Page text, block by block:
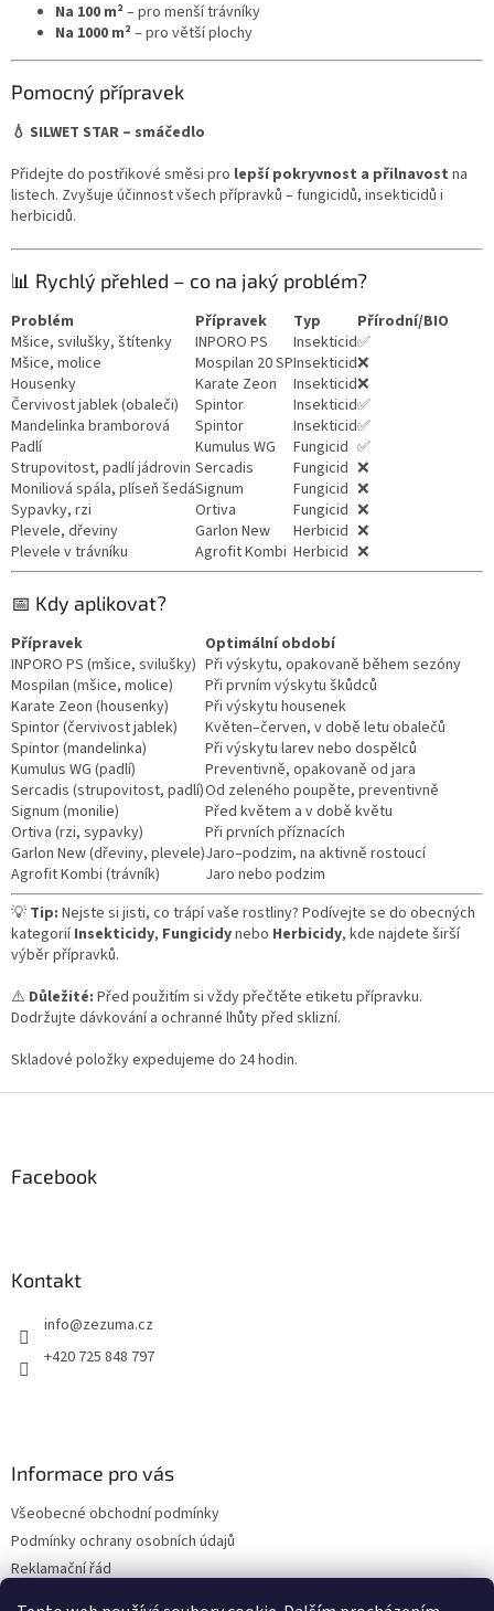
Na 100 m²– pro menší trávníky
Na 1000 m²– pro větší plochy
Pomocný přípravek
💧 SILWET STAR – smáčedlo
Přidejte do postřikové směsi pro lepší pokryvnost a přilnavost na
listech. Zvyšuje účinnost všech přípravků – fungicidů, insekticidů i
herbicidů.
📊 Rychlý přehled – co na jaký problém?
Problém Přípravek Typ
Přírodní/BIO
Mšice, svilušky, štítenky
INPORO PS Insekticid✅
Mšice, molice
Mospilan 20 SPInsekticid❌
Housenky
Karate Zeon Insekticid❌
Červivost jablek (obaleči)
Spintor Insekticid✅
Mandelinka bramborová
Spintor Insekticid✅
Padlí
Kumulus WG Fungicid ✅
Strupovitost, padlí jádrovin Sercadis Fungicid ❌
Moniliová spála, plíseň šedáSignum Fungicid ❌
Sypavky, rzi
Ortiva Fungicid ❌
Plevele, dřeviny
Garlon New Herbicid ❌
Plevele v trávníku
Agrofit Kombi Herbicid ❌
📅 Kdy aplikovat?
Přípravek
Optimální období
INPORO PS (mšice, svilušky) Při výskytu, opakovaně během sezóny
Mospilan (mšice, molice)
Při prvním výskytu škůdců
Karate Zeon (housenky)
Při výskytu housenek
Spintor (červivost jablek)
Květen–červen, v době letu obalečů
Spintor (mandelinka)
Při výskytu larev nebo dospělců
Kumulus WG (padlí)
Preventivně, opakovaně od jara
Sercadis (strupovitost, padlí)Od zeleného poupěte, preventivně
Signum (monilie)
Před květem a v době květu
Ortiva (rzi, sypavky)
Při prvních příznacích
Garlon New (dřeviny, plevele)Jaro–podzim, na aktivně rostoucí
Agrofit Kombi (trávník)
Jaro nebo podzim
💡 Tip: Nejste si jisti, co trápí vaše rostliny? Podívejte se do obecných
kategorií Insekticidy, Fungicidynebo Herbicidy, kde najdete širší
výběr přípravků.
⚠️ Důležité: Před použitím si vždy přečtěte etiketu přípravku.
Dodržujte dávkování a ochranné lhůty před sklizní.
Skladové položky expedujeme do 24 hodin.
Facebook
Kontakt
info@zezuma.cz
+420 725 848 797
Informace pro vás
Všeobecné obchodní podmínky
Podmínky ochrany osobních údajů
Reklamační řád